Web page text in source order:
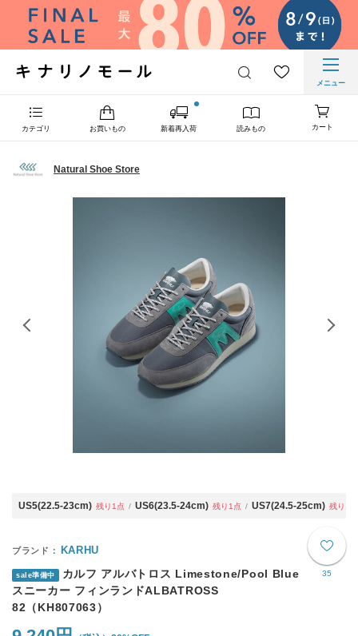
メニュー
カテゴリ お買いもの 新着再入荷 読みもの カート
Natural Shoe Store
US5(22.5-23cm) 残り1点 US6(23.5-24cm) 残り1点 US7(24.5-25cm) 残り1点
35
KARHU
sale準備中
カルフ アルバトロス Limestone/Pool Blue
スニーカー フィンランドALBATROSS
82（KH807063）